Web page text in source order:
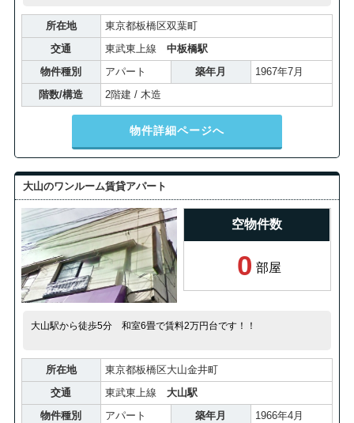
所在地
東京都板橋区双葉町
交通
東武東上線 中板橋駅
物件種別
アパート 築年月
1967年7月
階数/構造
2階建 / 木造
物件詳細ページへ
大山のワンルーム賃貸アパート
空物件数
0 部屋
大山駅から徒歩5分 和室6畳で賃料2万円台です！！
所在地
東京都板橋区大山金井町
交通
東武東上線 大山駅
物件種別
アパート 築年月
1966年4月